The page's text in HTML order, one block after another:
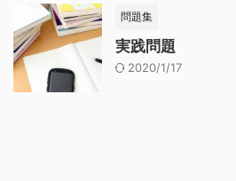
問題集
実践問題
2020/1/17